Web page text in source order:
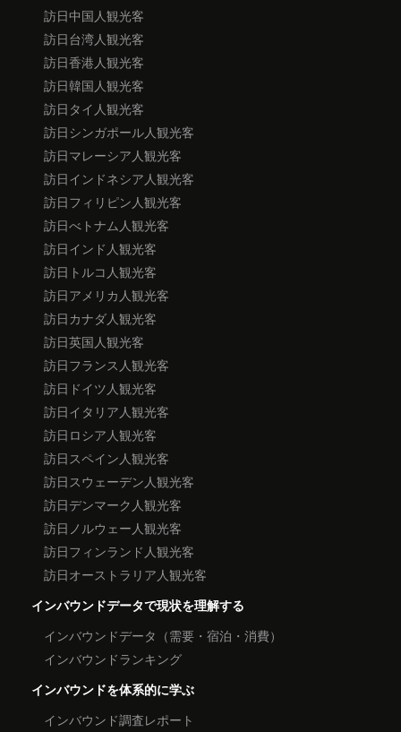
訪日中国人観光客
訪日台湾人観光客
訪日香港人観光客
訪日韓国人観光客
訪日タイ人観光客
訪日シンガポール人観光客
訪日マレーシア人観光客
訪日インドネシア人観光客
訪日フィリピン人観光客
訪日べトナム人観光客
訪日インド人観光客
訪日トルコ人観光客
訪日アメリカ人観光客
訪日カナダ人観光客
訪日英国人観光客
訪日フランス人観光客
訪日ドイツ人観光客
訪日イタリア人観光客
訪日ロシア人観光客
訪日スペイン人観光客
訪日スウェーデン人観光客
訪日デンマーク人観光客
訪日ノルウェー人観光客
訪日フィンランド人観光客
訪日オーストラリア人観光客
インバウンドデータで現状を理解する
インバウンドデータ（需要・宿泊・消費）
インバウンドランキング
インバウンドを体系的に学ぶ
インバウンド調査レポート